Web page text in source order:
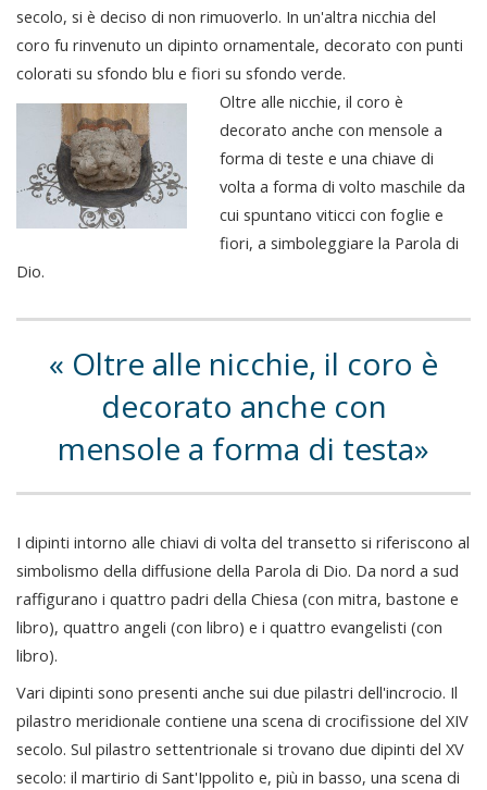
secolo, si è deciso di non rimuoverlo. In un'altra nicchia del
coro fu rinvenuto un dipinto ornamentale, decorato con punti
colorati su sfondo blu e fiori su sfondo verde.
Oltre alle nicchie, il coro è
decorato anche con mensole a
forma di teste e una chiave di
volta a forma di volto maschile da
cui spuntano viticci con foglie e
fiori, a simboleggiare la Parola di
Dio.
Oltre alle nicchie, il coro è
decorato anche con
mensole a forma di testa
I dipinti intorno alle chiavi di volta del transetto si riferiscono al
simbolismo della diffusione della Parola di Dio. Da nord a sud
raffigurano i quattro padri della Chiesa (con mitra, bastone e
libro), quattro angeli (con libro) e i quattro evangelisti (con
libro).
Vari dipinti sono presenti anche sui due pilastri dell'incrocio. Il
pilastro meridionale contiene una scena di crocifissione del XIV
secolo. Sul pilastro settentrionale si trovano due dipinti del XV
secolo: il martirio di Sant'Ippolito e, più in basso, una scena di